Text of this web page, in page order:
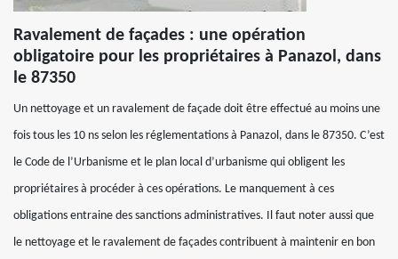
Ravalement de façades : une opération
obligatoire pour les propriétaires à Panazol, dans
le 87350
Un nettoyage et un ravalement de façade doit être effectué au moins une
fois tous les 10 ns selon les réglementations à Panazol, dans le 87350. C’est
le Code de l’Urbanisme et le plan local d’urbanisme qui obligent les
propriétaires à procéder à ces opérations. Le manquement à ces
obligations entraine des sanctions administratives. Il faut noter aussi que
le nettoyage et le ravalement de façades contribuent à maintenir en bon